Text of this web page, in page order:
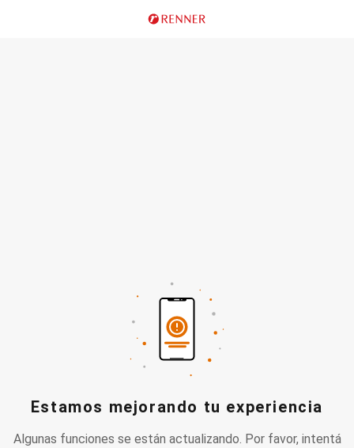
Estamos mejorando tu experiencia
Algunas funciones se están actualizando. Por favor, intentá